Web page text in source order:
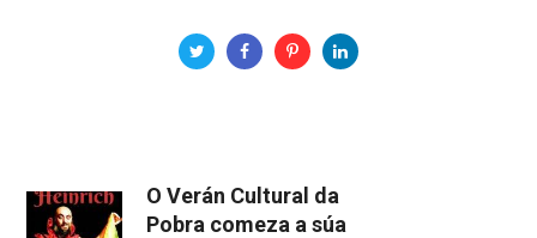
O Verán Cultural da
Pobra comeza a súa